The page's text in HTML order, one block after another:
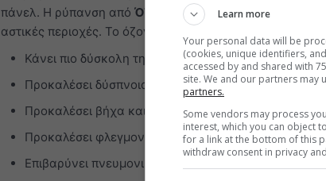
πάνελ. Η ρύπανση από Όζον (O₃)στα κατώτερα
αστικές περιοχές. Το όζον μπορεί να:
Κάνει πιο δύσκολη την βαθιά και έντονη αναπνοή
Προκαλέσει δύσπνοια και πόνο κατά τη βαθιά
Προκαλέσει βήχα και πόνο ή ερεθισμό στον λαιμό
Προκαλέσει φλεγμονή και βλάβη των αεραγωγών
Επιβαρύνει πνευμονικές νόσους όπως άσθμα,
Learn more
Your personal data will be
(cookies, unique identifiers,
accessed by and shared with
site. We and our partners may
partners.
Some vendors may process
interest, which you can object
for a link at the bottom of this
withdraw consent in privacy